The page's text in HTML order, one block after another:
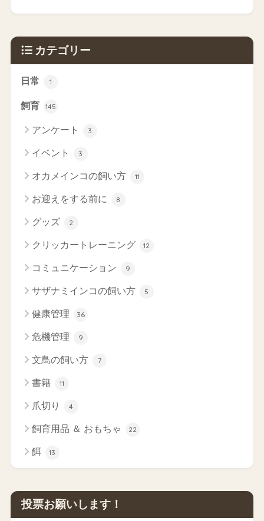
カテゴリー
日常 1
飼育 145
アンケート 3
イベント 3
オカメインコの飼い方 11
お迎えをする前に 8
グッズ 2
クリッカートレーニング 12
コミュニケーション 9
サザナミインコの飼い方 5
健康管理 36
危機管理 9
文鳥の飼い方 7
書籍 11
爪切り 4
飼育用品 ＆ おもちゃ 22
餌 13
投票お願いします！